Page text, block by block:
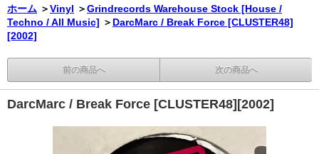
ホーム ＞Vinyl ＞Grindrecords Warehouse Stock [House /
Techno / All Music] ＞ DarcMarc / Break Force [CLUSTER48]
[2002]
前の商品へ 次の商品へ
DarcMarc / Break Force [CLUSTER48][2002]